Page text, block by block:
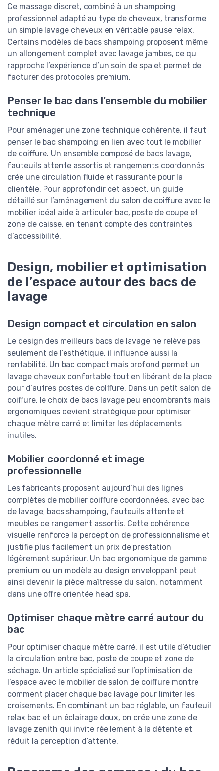
Ce massage discret, combiné à un shampoing
professionnel adapté au type de cheveux, transforme
un simple lavage cheveux en véritable pause relax.
Certains modèles de bacs shampoing proposent même
un allongement complet avec lavage jambes, ce qui
rapproche l’expérience d’un soin de spa et permet de
facturer des protocoles premium.
Penser le bac dans l’ensemble du mobilier
technique
Pour aménager une zone technique cohérente, il faut
penser le bac shampoing en lien avec tout le mobilier
de coiffure. Un ensemble composé de bacs lavage,
fauteuils attente assortis et rangements coordonnés
crée une circulation fluide et rassurante pour la
clientèle. Pour approfondir cet aspect, un guide
détaillé sur l’aménagement du salon de coiffure avec le
mobilier idéal aide à articuler bac, poste de coupe et
zone de caisse, en tenant compte des contraintes
d’accessibilité.
Design, mobilier et optimisation
de l’espace autour des bacs de
lavage
Design compact et circulation en salon
Le design des meilleurs bacs de lavage ne relève pas
seulement de l’esthétique, il influence aussi la
rentabilité. Un bac compact mais profond permet un
lavage cheveux confortable tout en libérant de la place
pour d’autres postes de coiffure. Dans un petit salon de
coiffure, le choix de bacs lavage peu encombrants mais
ergonomiques devient stratégique pour optimiser
chaque mètre carré et limiter les déplacements
inutiles.
Mobilier coordonné et image
professionnelle
Les fabricants proposent aujourd’hui des lignes
complètes de mobilier coiffure coordonnées, avec bac
de lavage, bacs shampoing, fauteuils attente et
meubles de rangement assortis. Cette cohérence
visuelle renforce la perception de professionnalisme et
justifie plus facilement un prix de prestation
légèrement supérieur. Un bac ergonomique de gamme
premium ou un modèle au design enveloppant peut
ainsi devenir la pièce maîtresse du salon, notamment
dans une offre orientée head spa.
Optimiser chaque mètre carré autour du
bac
Pour optimiser chaque mètre carré, il est utile d’étudier
la circulation entre bac, poste de coupe et zone de
séchage. Un article spécialisé sur l’optimisation de
l’espace avec le mobilier de salon de coiffure montre
comment placer chaque bac lavage pour limiter les
croisements. En combinant un bac réglable, un fauteuil
relax bac et un éclairage doux, on crée une zone de
lavage zenith qui invite réellement à la détente et
réduit la perception d’attente.